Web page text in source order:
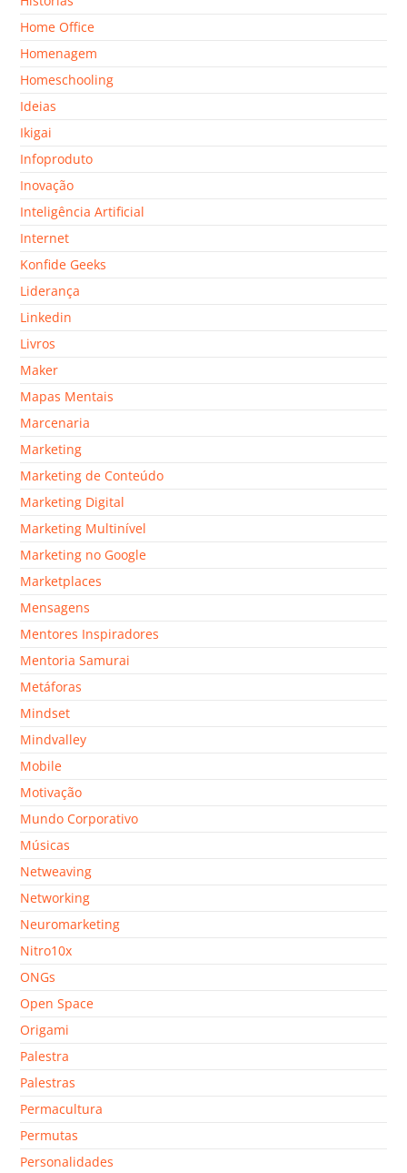
Home Office
Homenagem
Homeschooling
Ideias
Ikigai
Infoproduto
Inovação
Inteligência Artificial
Internet
Konfide Geeks
Liderança
Linkedin
Livros
Maker
Mapas Mentais
Marcenaria
Marketing
Marketing de Conteúdo
Marketing Digital
Marketing Multinível
Marketing no Google
Marketplaces
Mensagens
Mentores Inspiradores
Mentoria Samurai
Metáforas
Mindset
Mindvalley
Mobile
Motivação
Mundo Corporativo
Músicas
Netweaving
Networking
Neuromarketing
Nitro10x
ONGs
Open Space
Origami
Palestra
Palestras
Permacultura
Permutas
Personalidades